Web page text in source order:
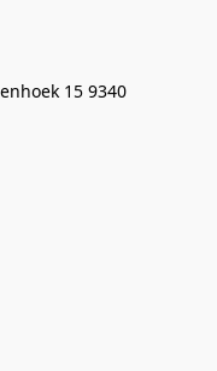
15 9340